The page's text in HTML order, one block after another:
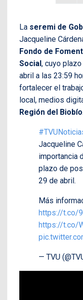
La seremi de
Jacqueline
Fondo de
Social, cuyo
abril a las 23:59
fortalecer el
local, medios
Región del Biobío.
Jacqueline
importancia
plazo de
29 de abril.
Más
https://t.co/
https://t.co/
— TVU